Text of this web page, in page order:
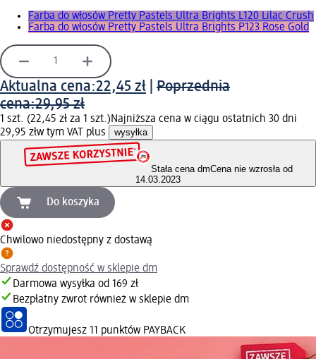
Farba do włosów Pretty Pastels Ultra Brights L120 Lilac Crush
Farba do włosów Pretty Pastels Ultra Brights P123 Rose Gold
Aktualna cena:22,45 zł
Poprzednia
cena:29,95 zł
1 szt. (22,45 zł za 1 szt.)Najniższa cena w ciągu ostatnich 30 dni
29,95 złw tym VAT plus wysyłka
Stała cena dmCena nie wzrosła od
14.03.2023
Do koszyka
Chwilowo niedostępny z dostawą
Sprawdź dostępność w sklepie dm
Darmowa wysyłka od 169 zł
Bezpłatny zwrot również w sklepie dm
Otrzymujesz 11 punktów PAYBACK